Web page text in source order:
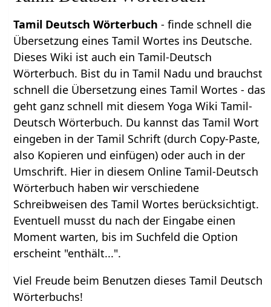
Tamil Deutsch Wörterbuch - finde schnell die
Übersetzung eines Tamil Wortes ins Deutsche.
Dieses Wiki ist auch ein Tamil-Deutsch
Wörterbuch. Bist du in Tamil Nadu und brauchst
schnell die Übersetzung eines Tamil Wortes - das
geht ganz schnell mit diesem Yoga Wiki Tamil-
Deutsch Wörterbuch. Du kannst das Tamil Wort
eingeben in der Tamil Schrift (durch Copy-Paste,
also Kopieren und einfügen) oder auch in der
Umschrift. Hier in diesem Online Tamil-Deutsch
Wörterbuch haben wir verschiedene
Schreibweisen des Tamil Wortes berücksichtigt.
Eventuell musst du nach der Eingabe einen
Moment warten, bis im Suchfeld die Option
erscheint "enthält...".
Viel Freude beim Benutzen dieses Tamil Deutsch
Wörterbuchs!